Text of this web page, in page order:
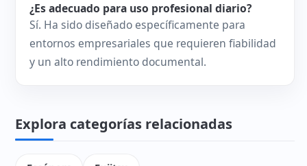
¿Es adecuado para uso profesional diario?
Sí. Ha sido diseñado específicamente para
entornos empresariales que requieren fiabilidad
y un alto rendimiento documental.
Explora categorías relacionadas